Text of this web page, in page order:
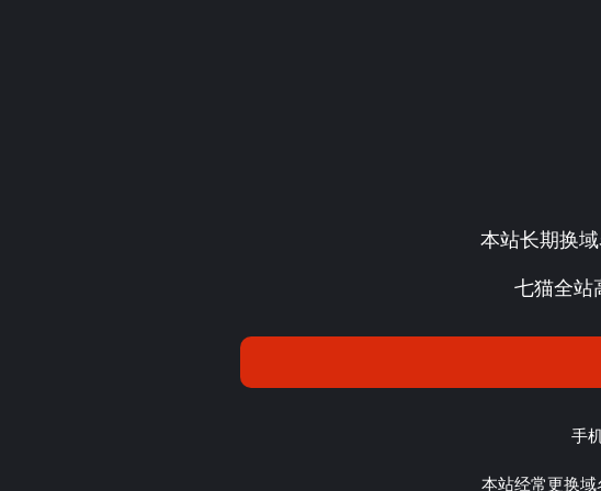
本站长期换
七猫全站
手
本站经常更换